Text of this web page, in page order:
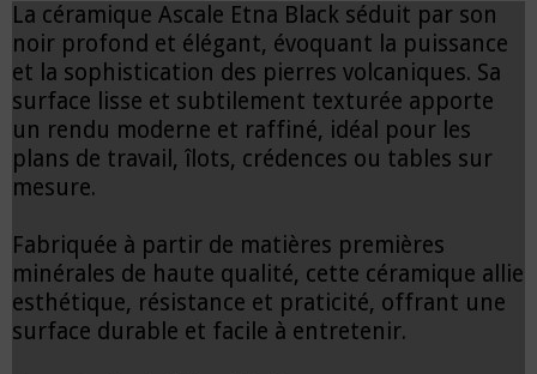
La céramique Ascale Etna Black séduit par son
noir profond et élégant, évoquant la puissance
et la sophistication des pierres volcaniques. Sa
surface lisse et subtilement texturée apporte
un rendu moderne et raffiné, idéal pour les
plans de travail, îlots, crédences ou tables sur
mesure.
Fabriquée à partir de matières premières
minérales de haute qualité, cette céramique allie
esthétique, résistance et praticité, offrant une
surface durable et facile à entretenir.